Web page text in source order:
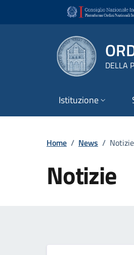
DELLA
Istituzione
Home / News / Notizie
Notizie